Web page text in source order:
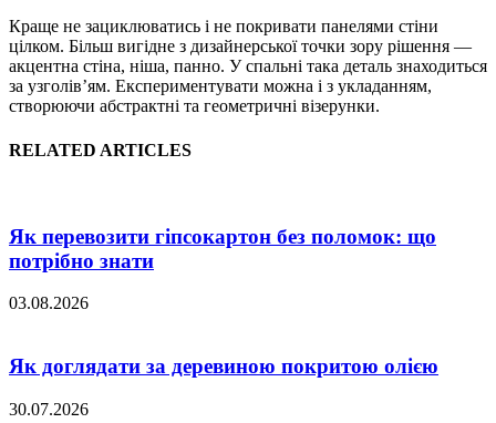
Краще не зациклюватись і не покривати панелями стіни
цілком. Більш вигідне з дизайнерської точки зору рішення —
акцентна стіна, ніша, панно. У спальні така деталь знаходиться
за узголів’ям. Експериментувати можна і з укладанням,
створюючи абстрактні та геометричні візерунки.
RELATED ARTICLES
Як перевозити гіпсокартон без поломок: що
потрібно знати
03.08.2026
Як доглядати за деревиною покритою олією
30.07.2026